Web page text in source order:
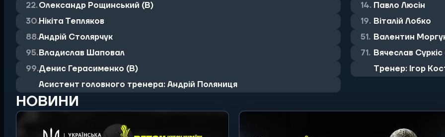
22.Олександр Рощинський (В)
30.Нікіта Тепляков
88.Андрій Столярчук
95.Владислав Шаповал
99.Денис Герасименко (В)
Асистент головного тренера: Андрій Поляниця
14. Павло Люсін
19. Віталій Лобко
51. Валентин
71. Вячеслав
Тренер: Ігор
НОВИНИ